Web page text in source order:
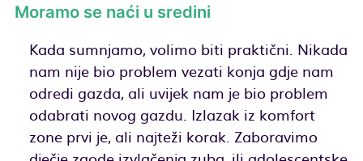
Moramo se naći u sredini
Kada sumnjamo, volimo biti praktični. Nikada
nam nije bio problem vezati konja gdje nam
odredi gazda, ali uvijek nam je bio problem
odabrati novog gazdu. Izlazak iz komfort
zone prvi je, ali najteži korak. Zaboravimo